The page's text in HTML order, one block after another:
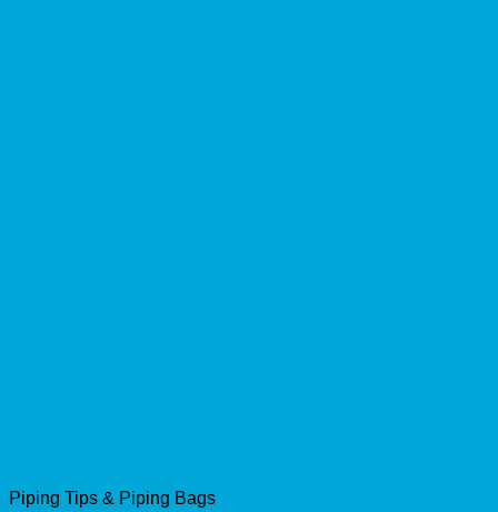
Piping Tips & Piping Bags